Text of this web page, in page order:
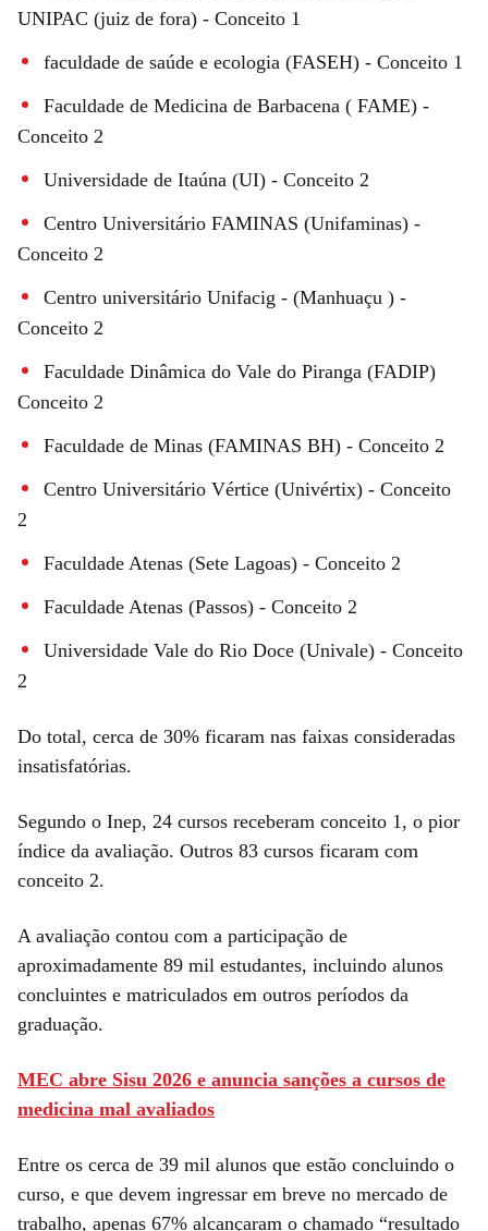
UNIPAC (juiz de fora) - Conceito 1
faculdade de saúde e ecologia (FASEH) - Conceito 1
Faculdade de Medicina de Barbacena ( FAME) -
Conceito 2
Universidade de Itaúna (UI) - Conceito 2
Centro Universitário FAMINAS (Unifaminas) -
Conceito 2
Centro universitário Unifacig - (Manhuaçu ) -
Conceito 2
Faculdade Dinâmica do Vale do Piranga (FADIP)
Conceito 2
Faculdade de Minas (FAMINAS BH) - Conceito 2
Centro Universitário Vértice (Univértix) - Conceito
2
Faculdade Atenas (Sete Lagoas) - Conceito 2
Faculdade Atenas (Passos) - Conceito 2
Universidade Vale do Rio Doce (Univale) - Conceito
2
Do total, cerca de 30% ficaram nas faixas consideradas
insatisfatórias.
Segundo o Inep, 24 cursos receberam conceito 1, o pior
índice da avaliação. Outros 83 cursos ficaram com
conceito 2.
A avaliação contou com a participação de
aproximadamente 89 mil estudantes, incluindo alunos
concluintes e matriculados em outros períodos da
graduação.
MEC abre Sisu 2026 e anuncia sanções a cursos de
medicina mal avaliados
Entre os cerca de 39 mil alunos que estão concluindo o
curso, e que devem ingressar em breve no mercado de
trabalho, apenas 67% alcançaram o chamado “resultado